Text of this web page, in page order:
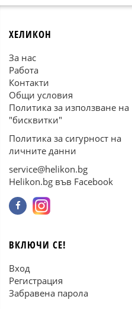
ХЕЛИКОН
За нас
Работа
Контакти
Общи условия
Политика за използване на
"бисквитки"
Политика за сигурност на
личните данни
service@helikon.bg
Helikon.bg във Facebook
ВКЛЮЧИ СЕ!
Вход
Регистрация
Забравена парола